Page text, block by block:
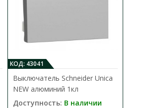
В закладки
КОД: 43041
Выключатель Schneider Unica
NEW алюминий 1кл
Доступность: В наличии